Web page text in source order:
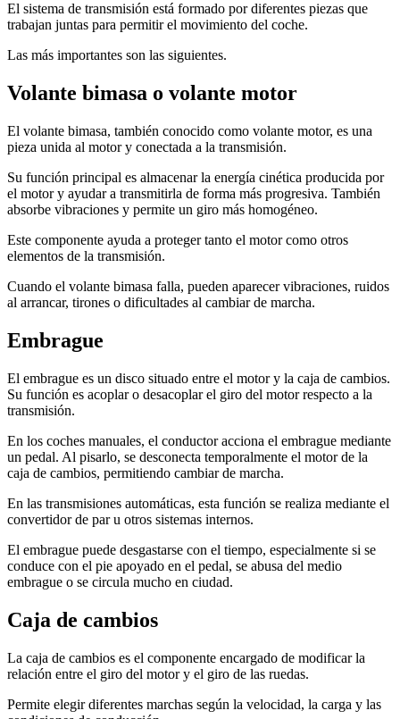
El sistema de transmisión está formado por diferentes piezas que
trabajan juntas para permitir el movimiento del coche.
Las más importantes son las siguientes.
Volante bimasa o volante motor
El volante bimasa, también conocido como volante motor, es una
pieza unida al motor y conectada a la transmisión.
Su función principal es almacenar la energía cinética producida por
el motor y ayudar a transmitirla de forma más progresiva. También
absorbe vibraciones y permite un giro más homogéneo.
Este componente ayuda a proteger tanto el motor como otros
elementos de la transmisión.
Cuando el volante bimasa falla, pueden aparecer vibraciones, ruidos
al arrancar, tirones o dificultades al cambiar de marcha.
Embrague
El embrague es un disco situado entre el motor y la caja de cambios.
Su función es acoplar o desacoplar el giro del motor respecto a la
transmisión.
En los coches manuales, el conductor acciona el embrague mediante
un pedal. Al pisarlo, se desconecta temporalmente el motor de la
caja de cambios, permitiendo cambiar de marcha.
En las transmisiones automáticas, esta función se realiza mediante el
convertidor de par u otros sistemas internos.
El embrague puede desgastarse con el tiempo, especialmente si se
conduce con el pie apoyado en el pedal, se abusa del medio
embrague o se circula mucho en ciudad.
Caja de cambios
La caja de cambios es el componente encargado de modificar la
relación entre el giro del motor y el giro de las ruedas.
Permite elegir diferentes marchas según la velocidad, la carga y las